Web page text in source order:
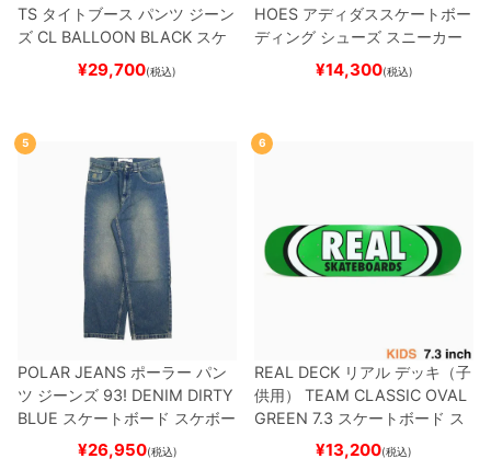
TS タイトブース パンツ ジーン
ズ CL BALLOON BLACK スケ
ートボード スケボー
¥29,700(税込)
HOES アディダススケートボー
ディング シューズ スニーカー
スーパースター SUPERSTAR A
BLACK/WHITE/WHITE
ー
¥14,300(税込)
5
POLAR JEANS ポーラー パン
ツ ジーンズ 93! DENIM DIRTY
BLUE スケートボード スケボー
¥26,950(税込)
6
REAL DECK リアル デッキ（子
供用）
TEAM CLASSIC OVAL
GREEN 7.3 スケートボード ス
¥13,200(税込)